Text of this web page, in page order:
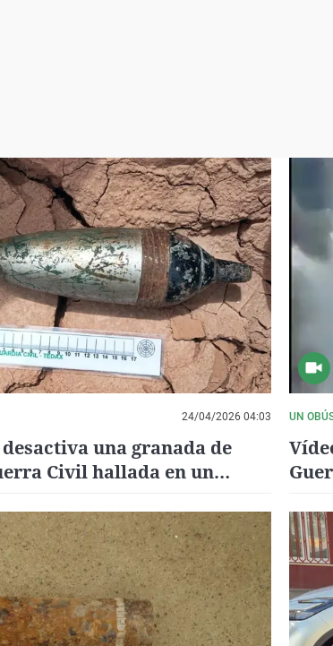
24/04/2026 04:03
una granada de
Civil hallada en un
UN